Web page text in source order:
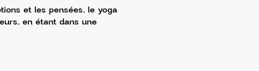
et les pensées, le yoga
en étant dans une